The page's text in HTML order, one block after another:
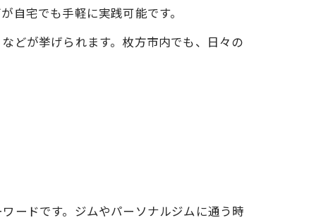
自宅でも手軽に実践可能です。
どが挙げられます。枚方市内でも、日々の
ードです。ジムやパーソナルジムに通う時